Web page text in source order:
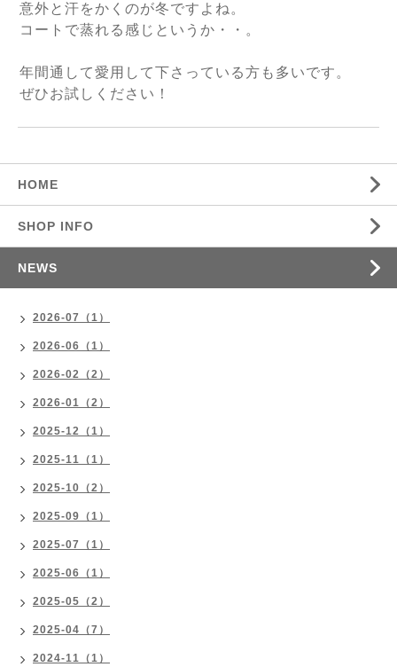
意外と汗をかくのが冬ですよね。
コートで蒸れる感じというか・・。
年間通して愛用して下さっている方も多いです。
ぜひお試しください！
HOME
SHOP INFO
NEWS
2026-07（1）
2026-06（1）
2026-02（2）
2026-01（2）
2025-12（1）
2025-11（1）
2025-10（2）
2025-09（1）
2025-07（1）
2025-06（1）
2025-05（2）
2025-04（7）
2024-11（1）